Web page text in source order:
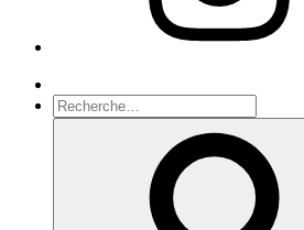
Recherche
pour